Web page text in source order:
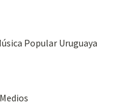
Popular Uruguaya